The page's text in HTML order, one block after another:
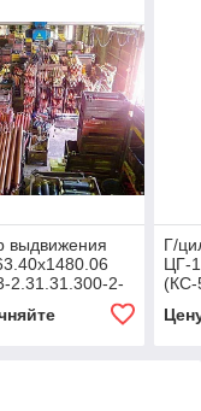
выдвижения
2.31.31.300-2-
Г/
ЦГ-
(КС-